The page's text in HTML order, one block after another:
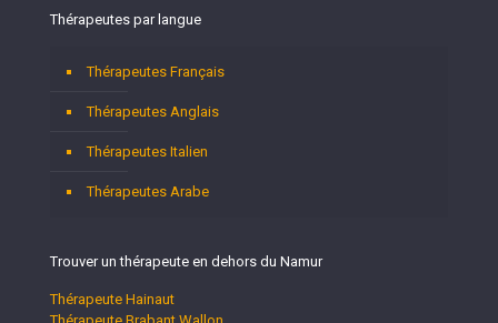
Thérapeutes par langue
Thérapeutes Français
Thérapeutes Anglais
Thérapeutes Italien
Thérapeutes Arabe
Trouver un thérapeute en dehors du Namur
Thérapeute Hainaut